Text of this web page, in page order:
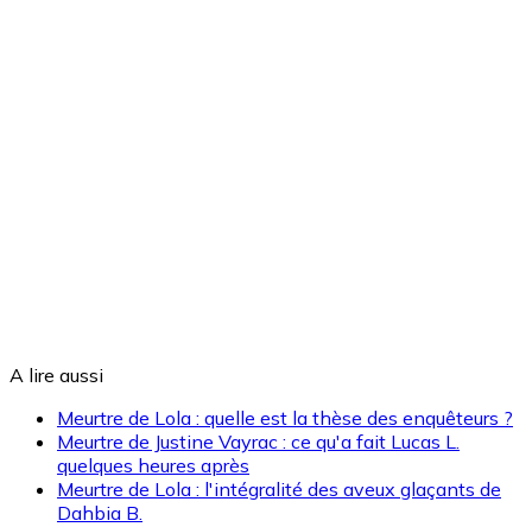
A lire aussi
Meurtre de Lola : quelle est la thèse des enquêteurs ?
Meurtre de Justine Vayrac : ce qu'a fait Lucas L.
quelques heures après
Meurtre de Lola : l'intégralité des aveux glaçants de
Dahbia B.